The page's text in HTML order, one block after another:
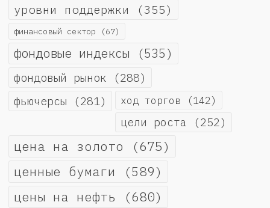
уровни поддержки (355)
финансовый сектор (67)
фондовые индексы (535)
фондовый рынок (288)
фьючерсы (281) ход торгов (142)
цели роста (252)
цена на золото (675)
ценные бумаги (589)
цены на нефть (680)